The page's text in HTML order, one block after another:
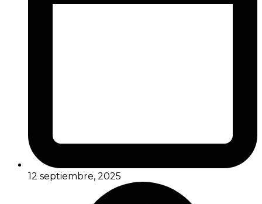
12 septiembre, 2025